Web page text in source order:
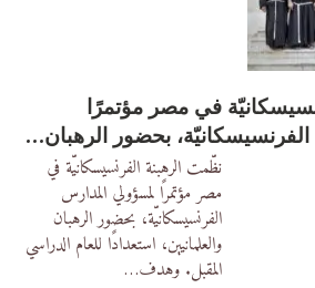
في مصر مؤتمرًا
بحضور الرهبان…
نظّمت الرهبنة الفرنسيسكانيّة في
مصر مؤتمرًا لمسؤولي المدارس
الفرنسيسكانيّة، بحضور الرهبان
والعلمانيين، استعدادًا للعام الدراسي
المقبل. وهدف…